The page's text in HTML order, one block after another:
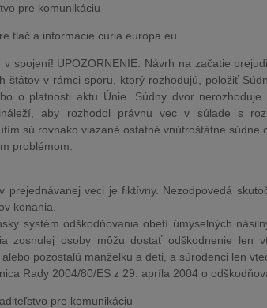
pre komunikáciu
tlač a informácie curia.europa.eu
v spojení! UPOZORNENIE: Návrh na začatie
štátov v rámci sporu, ktorý rozhodujú, položiť
o platnosti aktu Únie. Súdny dvor nerozhoduje
aby rozhodol právnu vec v súlade s
sú rovnako viazané ostatné vnútroštátne súdne
problémom.
prejednávanej veci je fiktívny. Nezodpovedá
konania.
systém odškodňovania obetí úmyselných
zosnulej osoby môžu dostať odškodnenie len
pozostalú manželku a deti, a súrodenci len
Rady 2004/80/ES z 29. apríla 2004 o
pre komunikáciu